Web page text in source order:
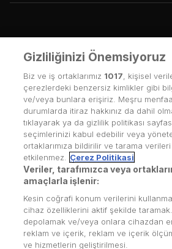
Kullanım Koşulları
Gizliliğinizi Önemsiyoruz
Biz ve iş ortaklarımız 1017 , kişisel
çerezlerdeki benzersiz kimlikler gibi
ve/veya bunlara erişiriz. Meşru
durumlarda itiraz hakkınız da dahil
tıklayarak ya da gizlilik politikası
seçimlerinizi kabul edebilir veya
ortaklarımıza bildirilir ve tarama
etkilenmez.
Çerez Politikasi
Veriler, tarafımızca veya
amaçlarla işlenir:
Kesin coğrafi konum verilerini
cihaz özelliklerini aktif şekilde
depolamak ve/veya onlara cihazdan
reklam ve içerik, reklam ve içerik
ve hizmetlerin geliştirilmesi.